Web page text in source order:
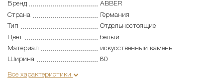
Бренд
ABBER
Страна
Германия
Тип
Отдельностоящие
Цвет
белый
Материал
искусственный камень
Ширина
80
Все характеристики